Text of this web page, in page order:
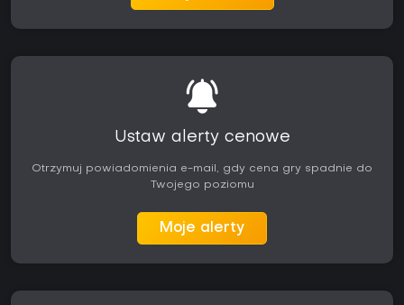
Ustaw alerty cenowe
Otrzymuj powiadomienia e-mail, gdy cena gry spadnie do
Twojego poziomu
Moje alerty